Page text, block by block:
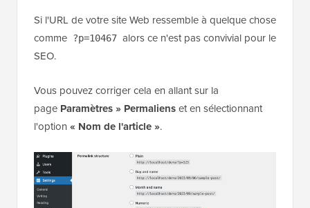
Si l'URL de votre site Web ressemble à quelque chose
comme ?p=10467 alors ce n'est pas convivial pour le
SEO.
Vous pouvez corriger cela en allant sur la
page Paramètres » Permalienset en sélectionnant
l'option « Nom de l'article ».